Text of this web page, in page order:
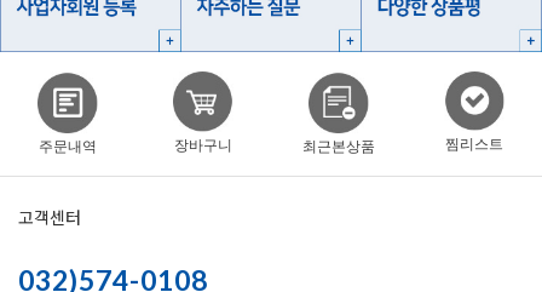
주문내역 장바구니 최근본상품 찜리스트
고객센터
032)574-0108